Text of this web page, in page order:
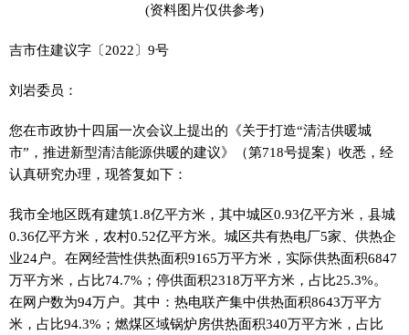
(资料图片仅供参考)
吉市住建议字〔2022〕9号
刘岩委员：
您在市政协十四届一次会议上提出的《关于打造“清洁供暖城
市”，推进新型清洁能源供暖的建议》（第718号提案）收悉，经
认真研究办理，现答复如下：
我市全地区既有建筑1.8亿平方米，其中城区0.93亿平方米，县城
0.36亿平方米，农村0.52亿平方米。城区共有热电厂5家、供热企
业24户。在网经营性供热面积9165万平方米，实际供热面积6847
万平方米，占比74.7%；停供面积2318万平方米，占比25.3%。
在网户数为94万户。其中：热电联产集中供热面积8643万平方
米，占比94.3%；燃煤区域锅炉房供热面积340万平方米，占比